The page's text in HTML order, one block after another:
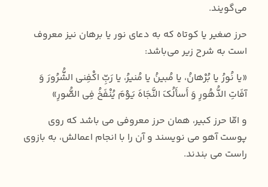
می‌گویند.
حرز صغیر یا کوتاه که به دعای نور یا برهان نیز معروف
است به شرح زیر می‌باشد:
«یا نُورُ یا بُرْهانُ، یا مُبینُ یا مُنیرُ، یا رَبِّ اکْفِنی الشُّرُورَ وَ
آفَاتِ الدُّهُورِ وَ أَسأَلُکَ النَّجَاهَ یَوْمَ یُنْفَخُ فِی الصُّورِ»
و امّا حرز کبیر، همان حرز معروفی می باشد که روی
پوست آهو می نویسند و آن را با انجام اعمالش، به بازوی
راست می بندند.